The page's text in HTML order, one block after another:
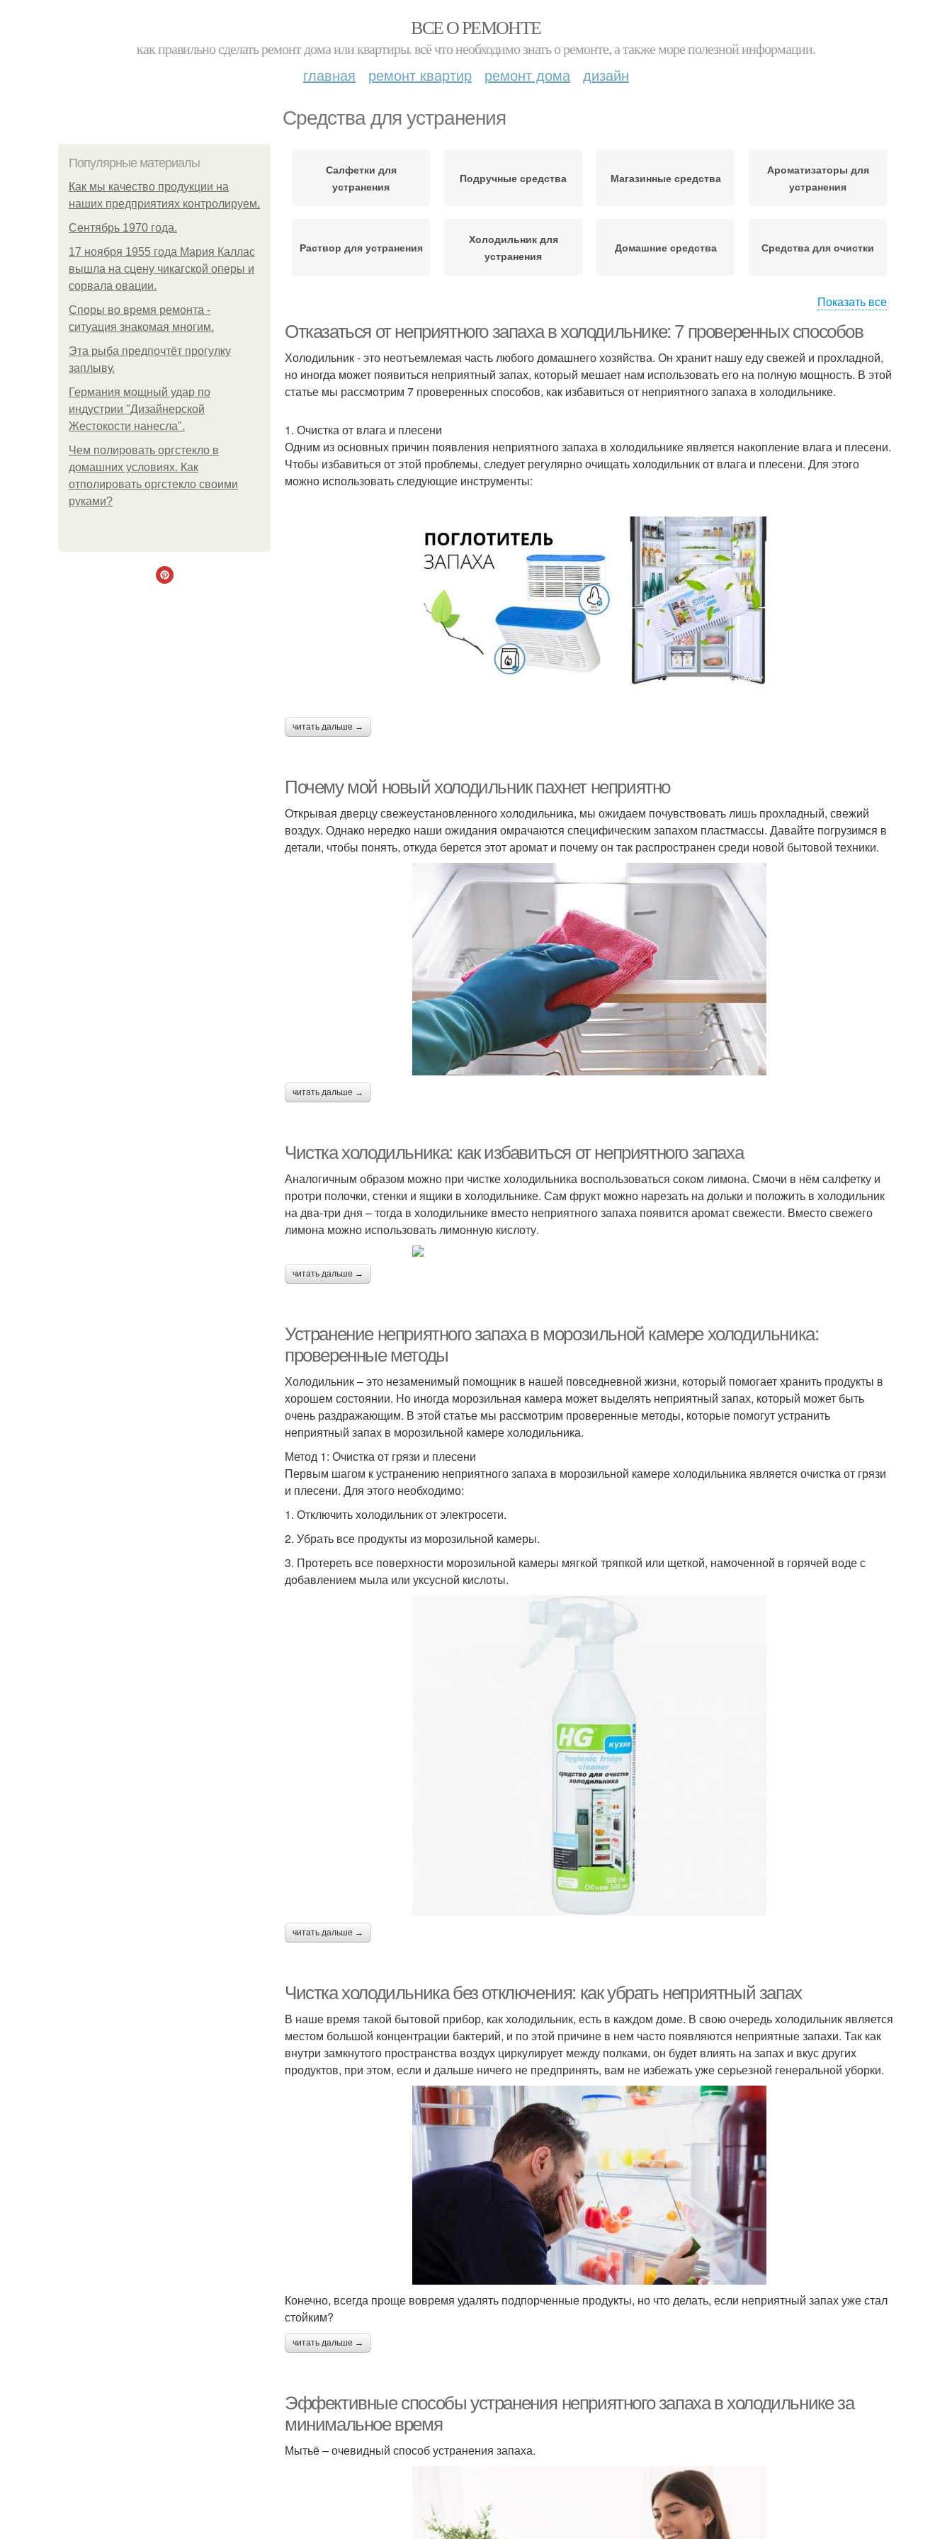
ВСЕ О РЕМОНТЕ
как правильно сделать ремонт дома или квартиры. всё что необходимо знать о ремонте, а также море полезной информации.
главная ремонт квартир ремонт дома дизайн
Средства для устранения
Популярные материалы
Как мы качество продукции на
наших предприятиях контролируем.
Сентябрь 1970 года.
17 ноября 1955 года Мария Каллас
вышла на сцену чикагской оперы и
сорвала овации.
Споры во время ремонта -
ситуация знакомая многим.
Эта рыба предпочтёт прогулку
заплыву.
Германия мощный удар по
индустрии "Дизайнерской
Жестокости нанесла".
Чем полировать оргстекло в
домашних условиях. Как
отполировать оргстекло своими
руками?
Салфетки для
устранения
Подручные средства Магазинные средства
Ароматизаторы для
устранения
Раствор для устранения
Холодильник для
устранения
Домашние средства Средства для очистки
устранения
Показать все
Отказаться от неприятного запаха в холодильнике: 7 проверенных способов
Холодильник - это неотъемлемая часть любого домашнего хозяйства. Он хранит нашу еду свежей и прохладной,
но иногда может появиться неприятный запах, который мешает нам использовать его на полную мощность. В этой
статье мы рассмотрим 7 проверенных способов, как избавиться от неприятного запаха в холодильнике.
1. Очистка от влага и плесени
Одним из основных причин появления неприятного запаха в холодильнике является накопление влага и плесени.
Чтобы избавиться от этой проблемы, следует регулярно очищать холодильник от влага и плесени. Для этого
можно использовать следующие инструменты:
читать дальше →
Почему мой новый холодильник пахнет неприятно
Открывая дверцу свежеустановленного холодильника, мы ожидаем почувствовать лишь прохладный, свежий
воздух. Однако нередко наши ожидания омрачаются специфическим запахом пластмассы. Давайте погрузимся в
детали, чтобы понять, откуда берется этот аромат и почему он так распространен среди новой бытовой техники.
читать дальше →
Чистка холодильника: как избавиться от неприятного запаха
Аналогичным образом можно при чистке холодильника воспользоваться соком лимона. Смочи в нём салфетку и
протри полочки, стенки и ящики в холодильнике. Сам фрукт можно нарезать на дольки и положить в холодильник
на два-три дня – тогда в холодильнике вместо неприятного запаха появится аромат свежести. Вместо свежего
лимона можно использовать лимонную кислоту.
читать дальше →
Устранение неприятного запаха в морозильной камере холодильника:
проверенные методы
Холодильник – это незаменимый помощник в нашей повседневной жизни, который помогает хранить продукты в
хорошем состоянии. Но иногда морозильная камера может выделять неприятный запах, который может быть
очень раздражающим. В этой статье мы рассмотрим проверенные методы, которые помогут устранить
неприятный запах в морозильной камере холодильника.
Метод 1: Очистка от грязи и плесени
Первым шагом к устранению неприятного запаха в морозильной камере холодильника является очистка от грязи
и плесени. Для этого необходимо:
1. Отключить холодильник от электросети.
2. Убрать все продукты из морозильной камеры.
3. Протереть все поверхности морозильной камеры мягкой тряпкой или щеткой, намоченной в горячей воде с
добавлением мыла или уксусной кислоты.
читать дальше →
Чистка холодильника без отключения: как убрать неприятный запах
В наше время такой бытовой прибор, как холодильник, есть в каждом доме. В свою очередь холодильник является
местом большой концентрации бактерий, и по этой причине в нем часто появляются неприятные запахи. Так как
внутри замкнутого пространства воздух циркулирует между полками, он будет влиять на запах и вкус других
продуктов, при этом, если и дальше ничего не предпринять, вам не избежать уже серьезной генеральной уборки.
Конечно, всегда проще вовремя удалять подпорченные продукты, но что делать, если неприятный запах уже стал
стойким?
читать дальше →
Эффективные способы устранения неприятного запаха в холодильнике за
минимальное время
Мытьё – очевидный способ устранения запаха.